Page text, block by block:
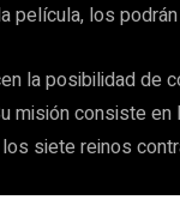
los
la posibilidad de
misión consiste
siete reinos